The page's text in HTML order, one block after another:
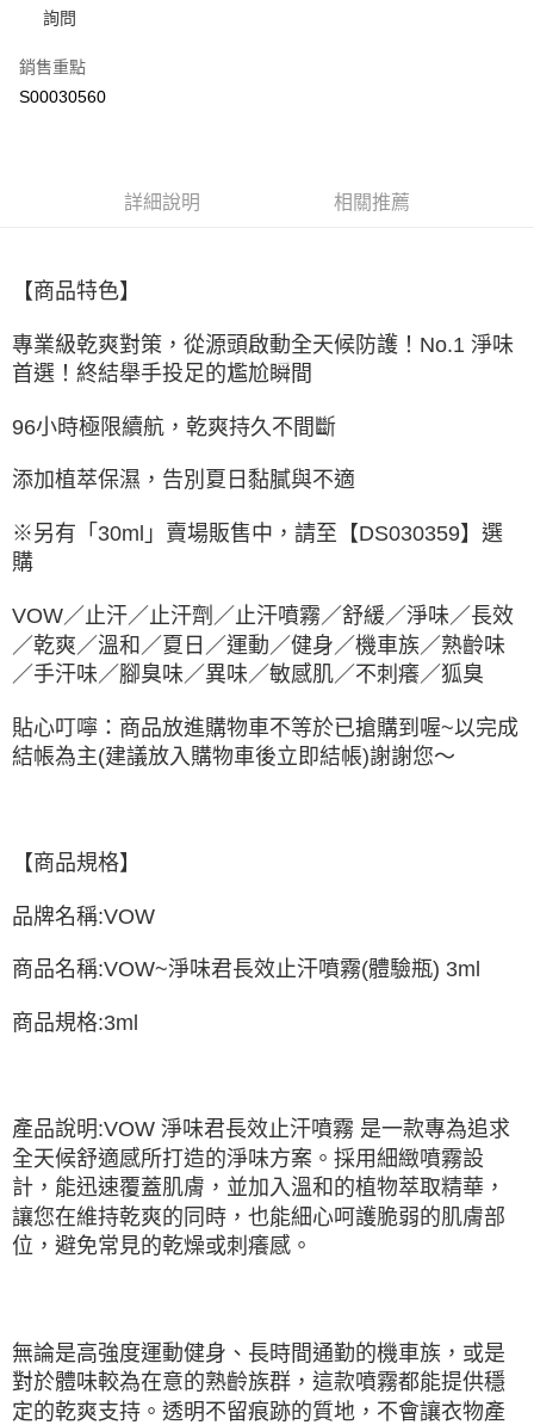
ATM付款
運送方式
全家取貨付款
每筆NT$60，滿NT$499(含以上)免運費
每筆NT$60，滿NT$499(含以上)免運費
付款後萊爾富取貨
每筆NT$60，滿NT$499(含以上)免運費
7-11取貨付款
付款後7-11取貨
每筆NT$60，滿NT$499(含以上)免運費
黑貓宅配
宅配
每筆NT$80，滿NT$799(含以上)免運費
詢問
銷售重點
S00030560
詳細說明 相關推薦
【商品特色】
專業級乾爽對策，從源頭啟動全天候防護！No.1 淨味
首選！終結舉手投足的尷尬瞬間
96小時極限續航，乾爽持久不間斷
添加植萃保濕，告別夏日黏膩與不適
※另有「30ml」賣場販售中，請至【DS030359】選
購
VOW／止汗／止汗劑／止汗噴霧／舒緩／淨味／長效
／乾爽／溫和／夏日／運動／健身／機車族／熟齡味
／手汗味／腳臭味／異味／敏感肌／不刺癢／狐臭
貼心叮嚀：商品放進購物車不等於已搶購到喔~以完成
結帳為主(建議放入購物車後立即結帳)謝謝您～
【商品規格】
品牌名稱:VOW
商品名稱:VOW~淨味君長效止汗噴霧(體驗瓶) 3ml
商品規格:3ml
產品說明:VOW 淨味君長效止汗噴霧 是一款專為追求
全天候舒適感所打造的淨味方案。採用細緻噴霧設
計，能迅速覆蓋肌膚，並加入溫和的植物萃取精華，
讓您在維持乾爽的同時，也能細心呵護脆弱的肌膚部
位，避免常見的乾燥或刺癢感。
無論是高強度運動健身、長時間通勤的機車族，或是
對於體味較為在意的熟齡族群，這款噴霧都能提供穩
定的乾爽支持。透明不留痕跡的質地，不會讓衣物產